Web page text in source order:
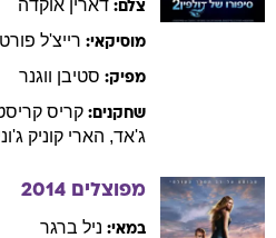
צלם: דארין אוקדה
מוסיקאי: רייצ'ל
מפיק: סטיבן ווגנר
שחקנים: קריס
ג'אד, הארי קוניק
מפוצלים 2014
במאי: ניל ברגר